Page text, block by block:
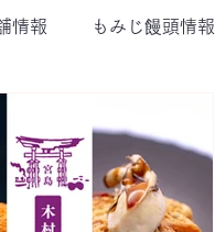
情報 もみじ饅頭情報